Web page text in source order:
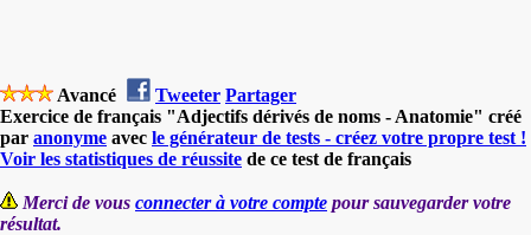
Avancé Tweeter Partager
Exercice de français "Adjectifs dérivés de noms - Anatomie" créé
par anonyme avec le générateur de tests - créez votre propre test !
Voir les statistiques de réussite de ce test de français
Merci de vous connecter à votre compte pour sauvegarder votre
résultat.